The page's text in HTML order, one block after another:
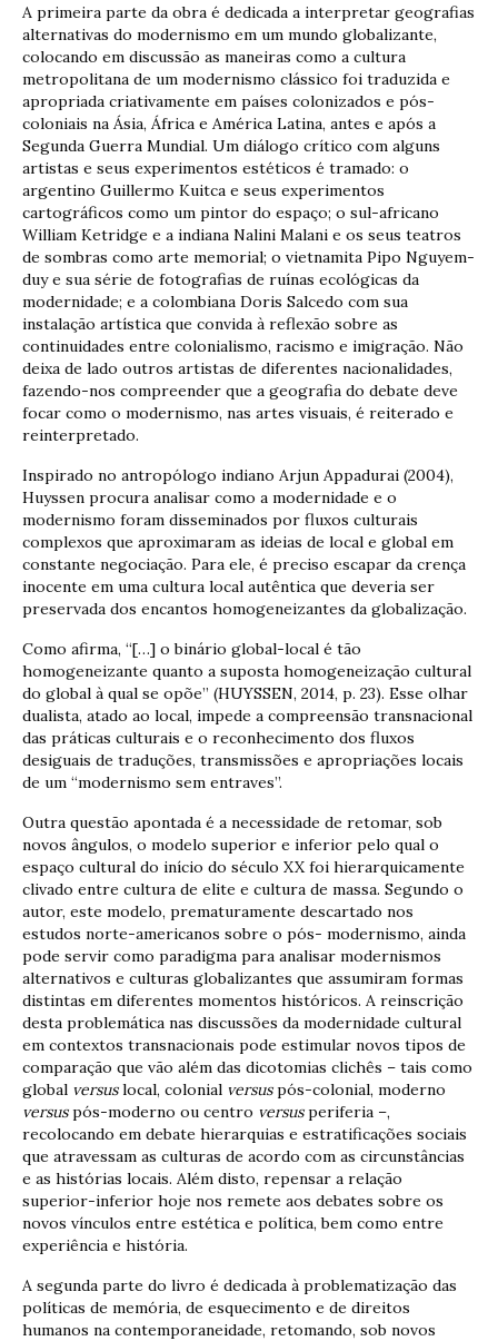
A primeira parte da obra é dedicada a interpretar geografias
alternativas do modernismo em um mundo globalizante,
colocando em discussão as maneiras como a cultura
metropolitana de um modernismo clássico foi traduzida e
apropriada criativamente em países colonizados e pós-
coloniais na Ásia, África e América Latina, antes e após a
Segunda Guerra Mundial. Um diálogo crítico com alguns
artistas e seus experimentos estéticos é tramado: o
argentino Guillermo Kuitca e seus experimentos
cartográficos como um pintor do espaço; o sul-africano
William Ketridge e a indiana Nalini Malani e os seus teatros
de sombras como arte memorial; o vietnamita Pipo Nguyem-
duy e sua série de fotografias de ruínas ecológicas da
modernidade; e a colombiana Doris Salcedo com sua
instalação artística que convida à reflexão sobre as
continuidades entre colonialismo, racismo e imigração. Não
deixa de lado outros artistas de diferentes nacionalidades,
fazendo-nos compreender que a geografia do debate deve
focar como o modernismo, nas artes visuais, é reiterado e
reinterpretado.
Inspirado no antropólogo indiano Arjun Appadurai (2004),
Huyssen procura analisar como a modernidade e o
modernismo foram disseminados por fluxos culturais
complexos que aproximaram as ideias de local e global em
constante negociação. Para ele, é preciso escapar da crença
inocente em uma cultura local autêntica que deveria ser
preservada dos encantos homogeneizantes da globalização.
Como afirma, “[…] o binário global-local é tão
homogeneizante quanto a suposta homogeneização cultural
do global à qual se opõe” (HUYSSEN, 2014, p. 23). Esse olhar
dualista, atado ao local, impede a compreensão transnacional
das práticas culturais e o reconhecimento dos fluxos
desiguais de traduções, transmissões e apropriações locais
de um “modernismo sem entraves”.
Outra questão apontada é a necessidade de retomar, sob
novos ângulos, o modelo superior e inferior pelo qual o
espaço cultural do início do século XX foi hierarquicamente
clivado entre cultura de elite e cultura de massa. Segundo o
autor, este modelo, prematuramente descartado nos
estudos norte-americanos sobre o pós- modernismo, ainda
pode servir como paradigma para analisar modernismos
alternativos e culturas globalizantes que assumiram formas
distintas em diferentes momentos históricos. A reinscrição
desta problemática nas discussões da modernidade cultural
em contextos transnacionais pode estimular novos tipos de
comparação que vão além das dicotomias clichês – tais como
global versuslocal, colonial versuspós-colonial, moderno
versuspós-moderno ou centro versusperiferia –,
recolocando em debate hierarquias e estratificações sociais
que atravessam as culturas de acordo com as circunstâncias
e as histórias locais. Além disto, repensar a relação
superior-inferior hoje nos remete aos debates sobre os
novos vínculos entre estética e política, bem como entre
experiência e história.
A segunda parte do livro é dedicada à problematização das
políticas de memória, de esquecimento e de direitos
humanos na contemporaneidade, retomando, sob novos